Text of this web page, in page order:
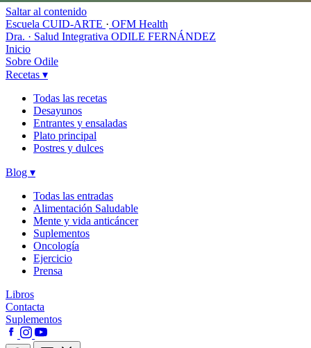
Saltar al contenido
Escuela CUID-ARTE · OFM Health
Dra. · Salud Integrativa ODILE FERNÁNDEZ
Inicio
Sobre Odile
Recetas ▾
Todas las recetas
Desayunos
Entrantes y ensaladas
Plato principal
Postres y dulces
Blog ▾
Todas las entradas
Alimentación Saludable
Mente y vida anticáncer
Suplementos
Oncología
Ejercicio
Prensa
Libros
Contacta
Suplementos